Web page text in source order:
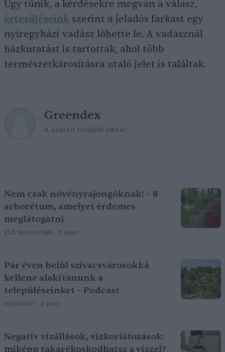
Úgy tűnik, a kérdésekre megvan a válasz,
értesüléseink szerint a jeladós farkast egy
nyíregyházi vadász lőhette le. A vadásznál
házkutatást is tartottak, ahol több
természetkárosításra utaló jelet is találtak.
Greendex
A szerző további cikkei
Nem csak növényrajongóknak! – 8
arborétum, amelyet érdemes
meglátogatni
ÉLŐ BOLYGÓNK 5 perc
Pár éven belül szivacsvárosokká
kellene alakítanunk a
településeinket – Podcast
PODCAST 2 perc
Negatív vízállások, vízkorlátozások:
miképp takarékoskodhatsz a vízzel?